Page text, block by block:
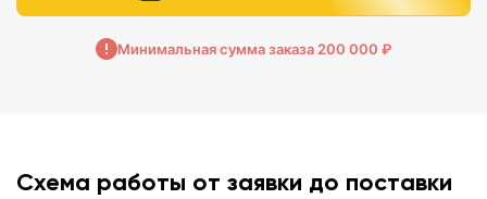
Минимальная сумма заказа 200 000 ₽
Схема работы от заявки до поставки